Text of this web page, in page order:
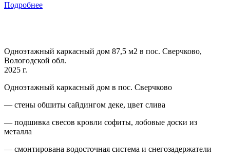
Подробнее
Одноэтажный каркасный дом 87,5 м2 в пос. Сверчково,
Вологодской обл.
2025 г.
Одноэтажный каркасный дом в пос. Сверчково
— стены обшиты сайдингом деке, цвет слива
— подшивка свесов кровли софиты, лобовые доски из
металла
— смонтирована водосточная система и снегозадержатели